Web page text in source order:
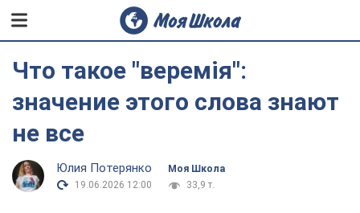
Что такое "веремія":
значение этого слова знают
не все
Юлия Потерянко
Моя Школа
19.06.2026 12:00
33,9 т.